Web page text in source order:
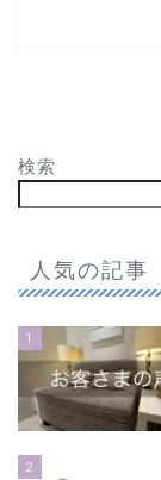
検索
人気の記事
1
2